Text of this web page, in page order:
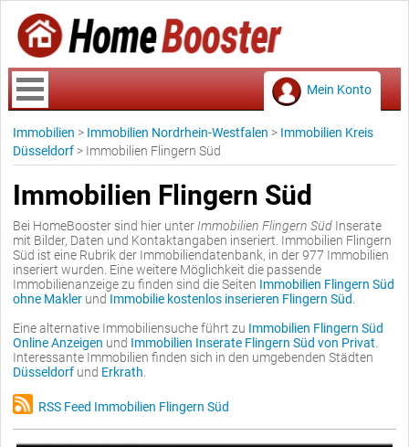
Mein Konto
Immobilien > Immobilien Nordrhein-Westfalen > Immobilien Kreis
Düsseldorf > Immobilien Flingern Süd
Immobilien Flingern Süd
Bei HomeBooster sind hier unter Immobilien Flingern Süd Inserate
mit Bilder, Daten und Kontaktangaben inseriert. Immobilien Flingern
Süd ist eine Rubrik der Immobiliendatenbank, in der 977 Immobilien
inseriert wurden. Eine weitere Möglichkeit die passende
Immobilienanzeige zu finden sind die Seiten Immobilien Flingern Süd
ohne Makler und Immobilie kostenlos inserieren Flingern Süd
Eine alternative Immobiliensuche führt zu Immobilien Flingern Süd
Online Anzeigen und Immobilien Inserate Flingern Süd von Privat
Interessante Immobilien finden sich in den umgebenden Städten
Düsseldorf und Erkrath
RSS Feed Immobilien Flingern Süd